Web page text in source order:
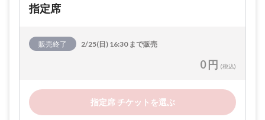
指定席
販売終了 2/25(日) 16:30 まで販売
0 円 (税込)
指定席 チケットを選ぶ